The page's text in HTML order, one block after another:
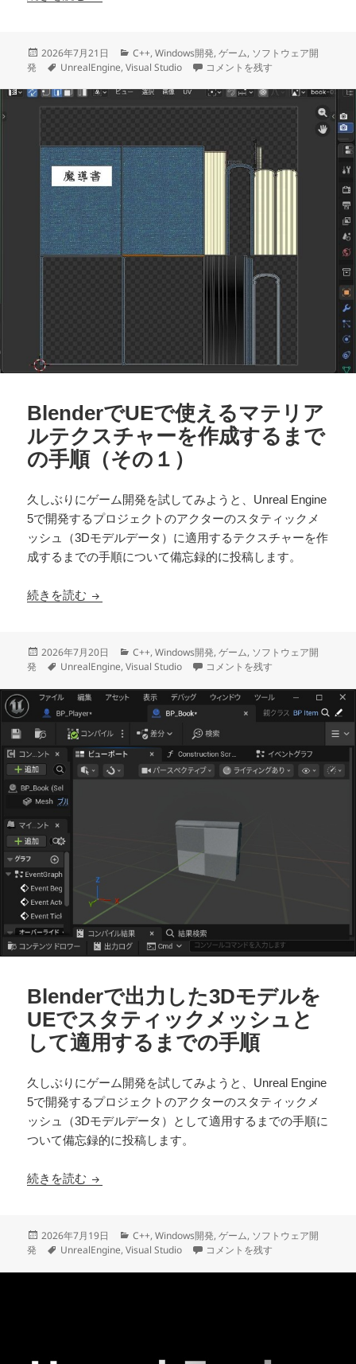
投
稿
2026年7月21日
カ
テ
リ
ー
C++,Windows開発,ゲーム, ソフトウェア開
発
タ
UnrealEngine,Visual Studio BlenderでUEで使えるマテリアル
コメントを残す
BlenderでUEで使えるマテリア
ルテクスチャーを作成するまで
の手順（その１）
久しぶりにゲーム開発を試してみようと、Unreal Engine
5で開発するプロジェクトのアクターのスタティックメ
ッシュ（3Dモデルデータ）に適用するテクスチャーを作
成するまでの手順について備忘録的に投稿します。
続きを読む BlenderでUEで使えるマテリアルテクスチャー
投
稿
2026年7月20日
カ
テ
C++,Windows開発,ゲーム, ソフトウェア開
発
タ
UnrealEngine,Visual Studio BlenderでUEで使えるマテリアル
コメントを残す
Blenderで出力した3Dモデルを
UEでスタティックメッシュと
して適用するまでの手順
久しぶりにゲーム開発を試してみようと、Unreal Engine
5で開発するプロジェクトのアクターのスタティックメ
ッシュ（3Dモデルデータ）として適用するまでの手順に
ついて備忘録的に投稿します。
続きを読む Blenderで出力した3DモデルをUEでスタティッ
投
稿
2026年7月19日
カ
テ
C++,Windows開発,ゲーム, ソフトウェア開
発
タ
UnrealEngine,Visual Studio Blenderで出力した3Dモデルを
コメントを残す